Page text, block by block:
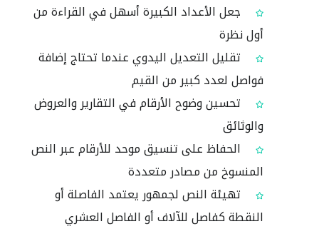
جعل الأعداد الكبيرة أسهل في القراءة من
أول نظرة
تقليل التعديل اليدوي عندما تحتاج إضافة
فواصل لعدد كبير من القيم
تحسين وضوح الأرقام في التقارير والعروض
والوثائق
الحفاظ على تنسيق موحد للأرقام عبر النص
المنسوخ من مصادر متعددة
تهيئة النص لجمهور يعتمد الفاصلة أو
النقطة كفاصل للآلاف أو الفاصل العشري